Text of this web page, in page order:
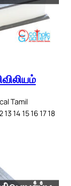
Tamil
14 15 16 17 18